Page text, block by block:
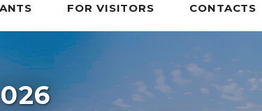
FOR VISITORS CONTACTS